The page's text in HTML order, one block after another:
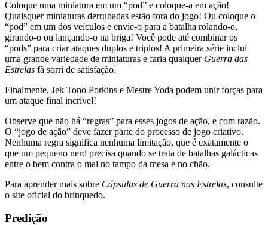
Coloque uma miniatura em um “pod” e coloque-a em ação!
Quaisquer miniaturas derrubadas estão fora do jogo! Ou coloque o
“pod” em um dos veículos e envie-o para a batalha rolando-o,
girando-o ou lançando-o na briga! Você pode até combinar os
“pods” para criar ataques duplos e triplos! A primeira série inclui
uma grande variedade de miniaturas e faria qualquer Guerra das
Estrelas fã sorri de satisfação.
Finalmente, Jek Tono Porkins e Mestre Yoda podem unir forças para
um ataque final incrível!
Observe que não há “regras” para esses jogos de ação, e com razão.
O “jogo de ação” deve fazer parte do processo de jogo criativo.
Nenhuma regra significa nenhuma limitação, que é exatamente o
que um pequeno nerd precisa quando se trata de batalhas galácticas
entre o bem contra o mal no tampo da mesa e no chão.
Para aprender mais sobre Cápsulas de Guerra nas Estrelas, consulte
o site oficial do brinquedo.
Predição